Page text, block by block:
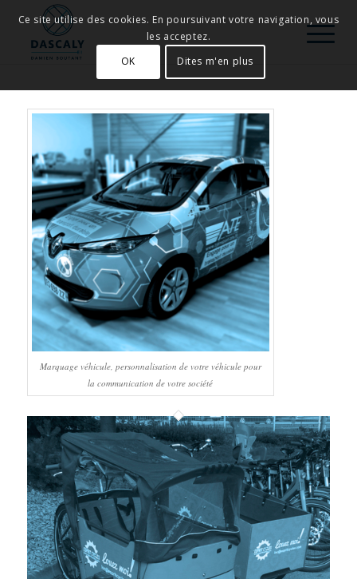
Marquage véhicule, personnalisation de votre véhicule pour
la communication de votre société
Ce site utilise des cookies. En poursuivant votre navigation, vous
les acceptez.
OK
Dites m'en plus